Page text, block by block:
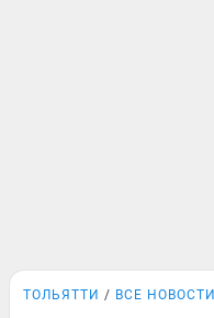
ТОЛЬЯТТИ ВСЕ НОВОСТИ